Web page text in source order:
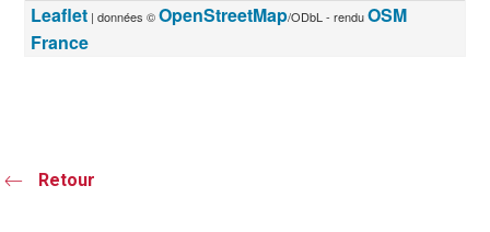
Leaflet | données ©OpenStreetMap/ODbL - renduOSM
France
Retour